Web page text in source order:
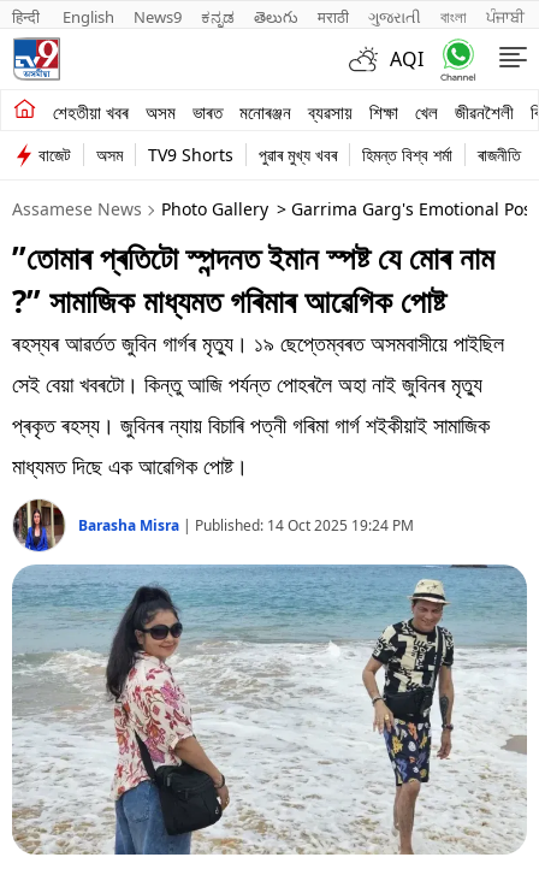
हिन्दी English News9 ಕನ್ನಡ తెలుగు मराठी ગુજરાતી বাংলা ਪੰਜਾਬੀ
AQI
শেহতীয়া খবৰ অসম ভাৰত মনোৰঞ্জন ব্যৱসায় শিক্ষা খেল জীৱনশৈলী
শেহতীয়া খবৰ
অসম
ভাৰত
মনোৰঞ্জন
শিক্ষা
খেল
জীৱনশৈলী
বিশ্ব
প্ৰযুক্তি
Videos
বাজেট অসম TV9 Shorts পুৱাৰ মুখ্য খবৰ হিমন্ত বিশ্ব শৰ্মা ৰাজনীতি
Assamese News Photo Gallery > Garrima Garg's Emotional
”তোমাৰ প্ৰতিটো স্পন্দনত ইমান স্পষ্ট যে মোৰ নাম
?” সামাজিক মাধ্যমত গৰিমাৰ আৱেগিক পোষ্ট
ৰহস্যৰ আৱৰ্তত জুবিন গাৰ্গৰ মৃত্যু। ১৯ ছেপ্তেম্বৰত অসমবাসীয়ে পাইছিল
সেই বেয়া খবৰটো। কিন্তু আজি পৰ্যন্ত পোহৰলৈ অহা নাই জুবিনৰ মৃত্যু
প্ৰকৃত ৰহস্য। জুবিনৰ ন্যায় বিচাৰি পত্নী গৰিমা গাৰ্গ শইকীয়াই সামাজিক
মাধ্যমত দিছে এক আৱেগিক পোষ্ট।
Barasha Misra | Published: 14 Oct 2025 19:24 PM